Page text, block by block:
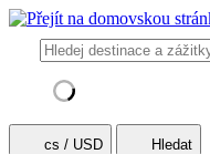
cs / USD Hledat